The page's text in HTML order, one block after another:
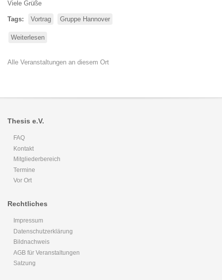
Viele Grüße
Tags Vortrag Gruppe Hannover
Weiterlesen
2016
Alle Veranstaltungen an diesem Ort
Thesis e.V.
FAQ
Kontakt
Mitgliederbereich
Termine
Vor Ort
Rechtliches
Impressum
Datenschutzerklärung
Bildnachweis
AGB für Veranstaltungen
Satzung